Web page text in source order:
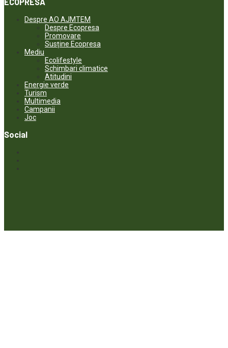
ECOPRESA
Despre AO AJMTEM
Despre Ecopresa
Promovare
Susține Ecopresa
Mediu
Ecolifestyle
Schimbari climatice
Atitudini
Energie verde
Turism
Multimedia
Campanii
Joc
Social